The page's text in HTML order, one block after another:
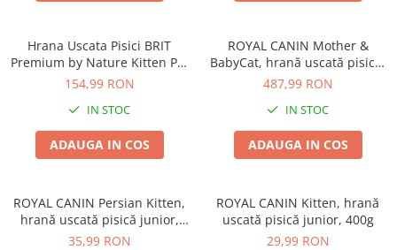
Proteice
Semi-umede
Igienă Câini
Antiparazitare Câini
Vitamine Câini
Perii & Piepteni
Pernuțe
Proteice
Igienă Pisici
Vitamine Pisici
Perii & Piepteni Pisici
Accesorii Pisici
Hrana Uscata Pisici BRIT
Premium by Nature Kitten Pui
8kg
154,99 RON
IN STOC
ADAUGA IN COS
ROYAL CANIN Mother &
BabyCat, hrană uscată pisică,
mama si puiul, 10kg
487,99 RON
IN STOC
ADAUGA IN COS
ROYAL CANIN Persian Kitten,
hrană uscată pisică junior,
400g
35,99 RON
ROYAL CANIN Kitten, hrană
uscată pisică junior, 400g
29,99 RON